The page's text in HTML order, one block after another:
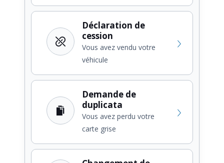
Déclaration de
cession
Vous avez vendu votre
véhicule
Demande de
duplicata
Vous avez perdu votre
carte grise